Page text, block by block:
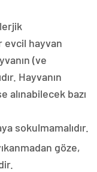
evcil hayvan
(ve
Hayvanın
bazı
sokulmamalıdır.
göze,